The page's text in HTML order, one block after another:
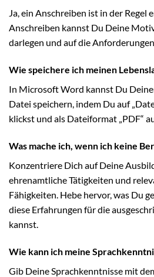
Ja, ein Anschreiben ist in der Regel
Anschreiben kannst Du Deine
darlegen und auf die
Wie speichere ich meinen
In Microsoft Word kannst Du
Datei speichern, indem Du auf
klickst und als Dateiformat „PDF“
Was mache ich, wenn ich keine
Konzentriere Dich auf Deine
ehrenamtliche Tätigkeiten und
Fähigkeiten. Hebe hervor, was Du
diese Erfahrungen für die
kannst.
Wie kann ich meine
Gib Deine Sprachkenntnisse mit